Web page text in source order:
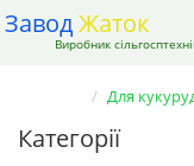
ЗаводЖаток
Виробник
Для
Категорії